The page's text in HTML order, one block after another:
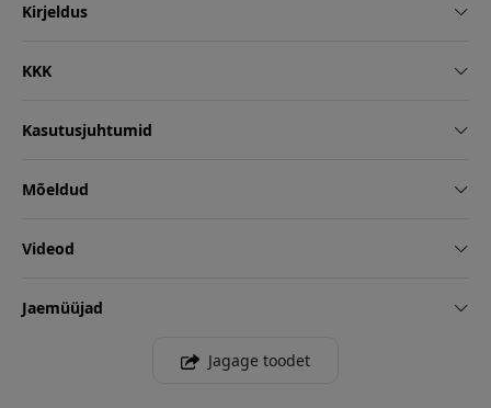
Kirjeldus
KKK
Kasutusjuhtumid
Mõeldud
Videod
Jaemüüjad
Jagage toodet